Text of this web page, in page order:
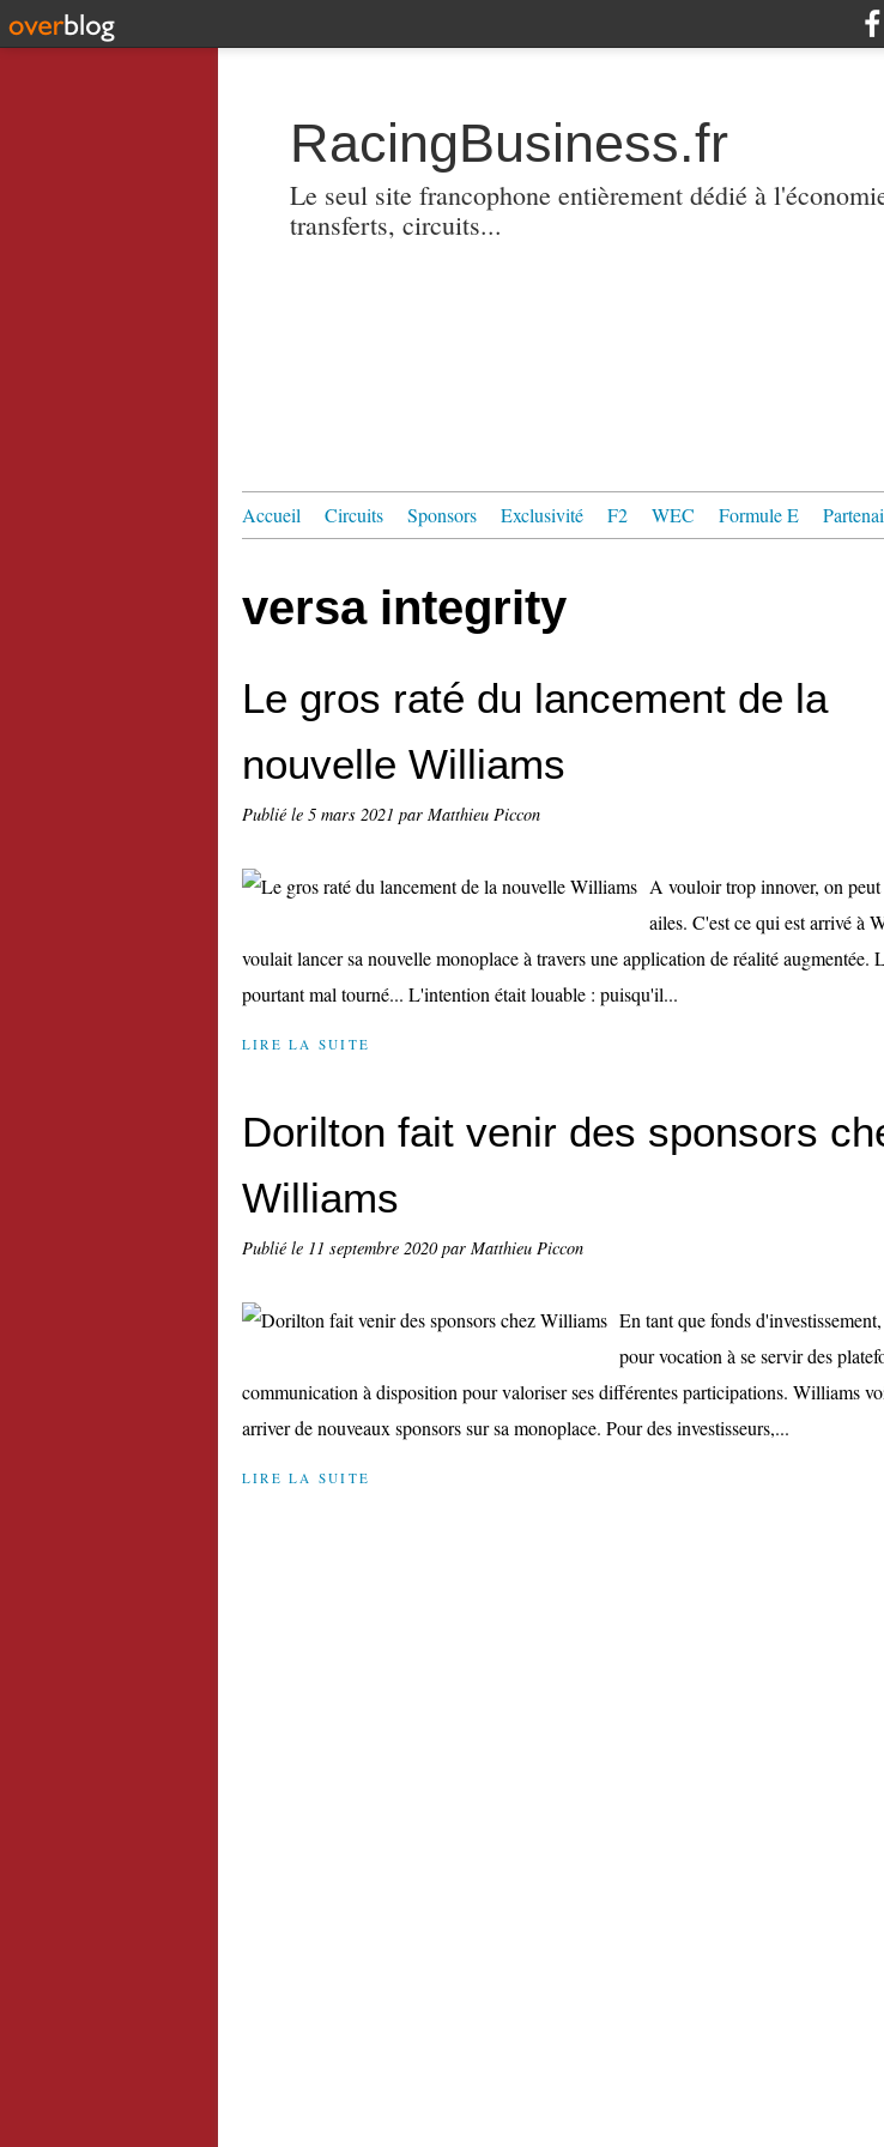
RacingBusiness.fr
Le seul site francophone entièrement dédié à
transferts, circuits...
Accueil Circuits Sponsors Exclusivité F2 WEC Formule E
versa integrity
Le gros raté du lancement de la
nouvelle Williams
Publié le 5 mars 2021 par Matthieu Piccon
A vouloir trop innover, on peut
ailes. C'est ce qui est arrivé à
voulait lancer sa nouvelle monoplace à travers une application de réalité augmentée.
pourtant mal tourné... L'intention était louable : puisqu'il...
LIRE LA SUITE
Dorilton fait venir des sponsors
Williams
Publié le 11 septembre 2020par Matthieu Piccon
En tant que fonds
pour vocation à se servir des
communication à disposition pour valoriser ses différentes participations. Williams
arriver de nouveaux sponsors sur sa monoplace. Pour des investisseurs,...
LIRE LA SUITE